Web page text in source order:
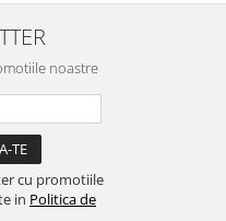
noastre
cu promotiile
in Politica de